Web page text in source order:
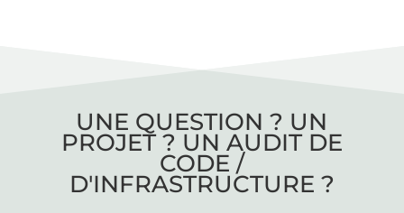
UNE QUESTION ? UN
PROJET ? UN AUDIT DE
CODE /
D'INFRASTRUCTURE ?